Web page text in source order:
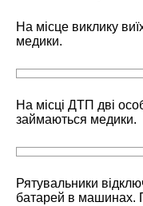
На місце виклику
медики.
На місці ДТП дві
займаються медики.
Рятувальники
батарей в машинах.